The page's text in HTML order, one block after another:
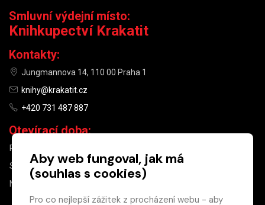
Smluvní výdejní místo:
Knihkupectví Krakatit
Kontakty:
Jungmannova 14, 110 00 Praha 1
knihy@krakatit.cz
+420 731 487 887
Otevírací doba:
PO–PÁ
SO
10:00–13:00
NE
Aby web fungoval, jak má
(souhlas s cookies)
Pro co nejlepší zážitek z procházení webu - aby